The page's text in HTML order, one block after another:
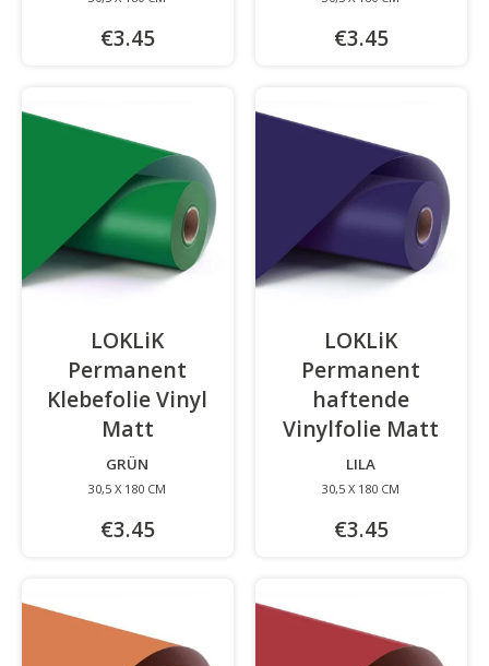
€3.45 €3.45
LOKLiK
Permanent
Klebefolie Vinyl
Matt
GRÜN
30,5 X 180 CM
€3.45
LOKLiK
Permanent
haftende
Vinylfolie Matt
LILA
30,5 X 180 CM
€3.45